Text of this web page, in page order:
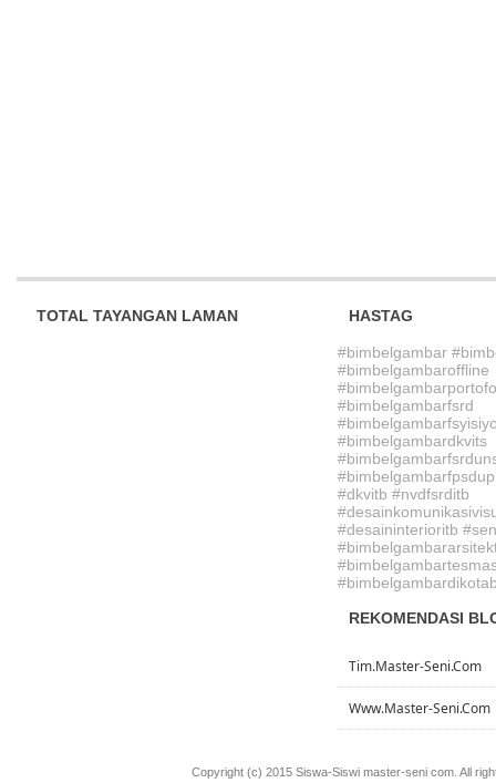
TOTAL TAYANGAN LAMAN HASTAG
#bimbelgambar
#bimbelgambaroffline
#bimbelgambarfsrd
#bimbelgambardkvits
#dkvitb #nvdfsrditb
#desaininterioritb
REKOMENDASI
Tim.master-Seni.com
Www.master-Seni.com
Copyright (c) 2015 Siswa-Siswi master-seni com. All